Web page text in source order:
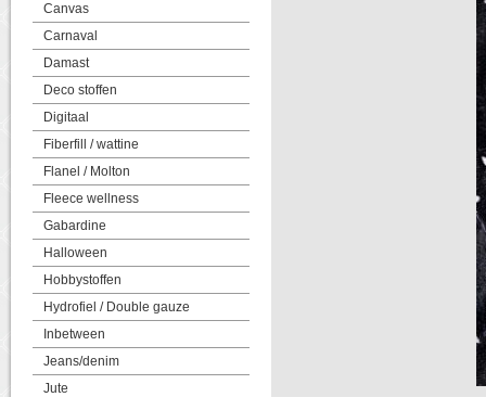
Canvas
Carnaval
Damast
Deco stoffen
Digitaal
Fiberfill / wattine
Flanel / Molton
Fleece wellness
Gabardine
Halloween
Hobbystoffen
Hydrofiel / Double gauze
Inbetween
Jeans/denim
Jute